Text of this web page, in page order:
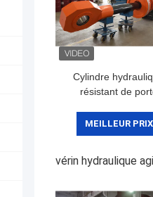
Cylindre
résistant de
pour l'industrie
MEILLEUR PRIX
vérin hydraulique